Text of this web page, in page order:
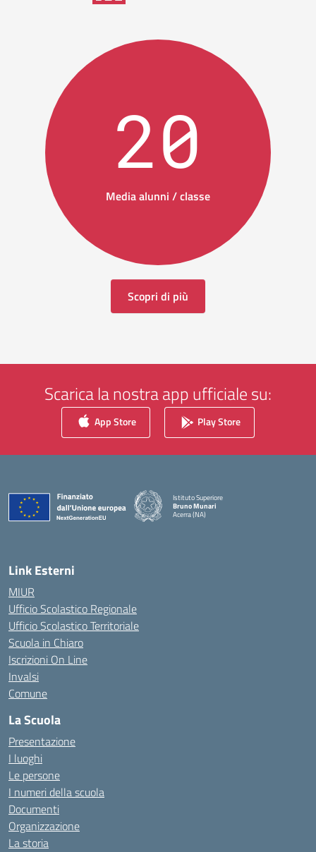
20
Media alunni / classe
Scopri di più
Scarica la nostra app ufficiale su:
App Store Play Store
Istituto Superiore
Bruno Munari
Acerra (NA)
Link Esterni
MIUR
Ufficio Scolastico Regionale
Ufficio Scolastico Territoriale
Scuola in Chiaro
Iscrizioni On Line
Invalsi
Comune
La Scuola
Presentazione
I luoghi
Le persone
I numeri della scuola
Documenti
Organizzazione
La storia